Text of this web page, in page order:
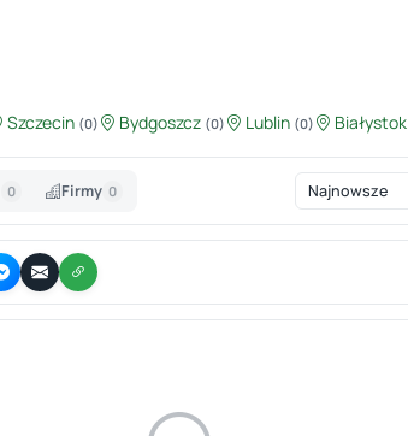
Szczecin (0) Bydgoszcz (0) Lublin (0) Białystok
0 Firmy 0